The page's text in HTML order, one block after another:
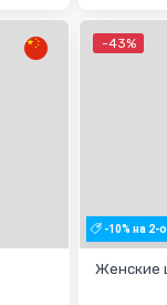
-43%
-10% на 2-
Женские